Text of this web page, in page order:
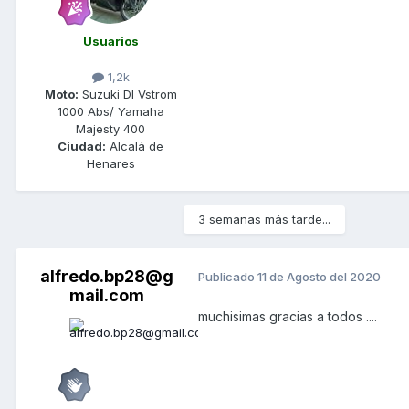
Usuarios
1,2k
Moto: Suzuki Dl Vstrom
1000 Abs/ Yamaha
Majesty 400
Ciudad: Alcalá de
Henares
3 semanas más tarde...
alfredo.bp28@g
mail.com
Publicado 11 de Agosto del 2020
muchisimas gracias a todos ....